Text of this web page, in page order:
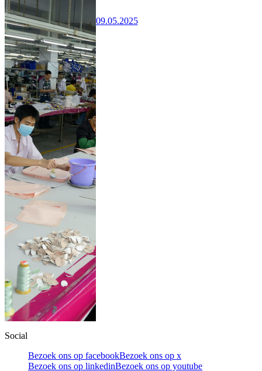
09.05.2025
Social
Bezoek ons op facebookBezoek ons op x
Bezoek ons op linkedinBezoek ons op youtube